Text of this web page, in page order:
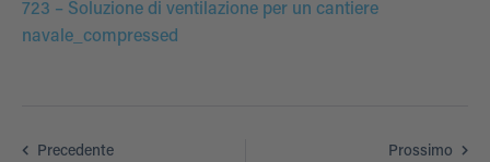
723 – Soluzione di ventilazione per un cantiere
navale_compressed
Precedente Prossimo